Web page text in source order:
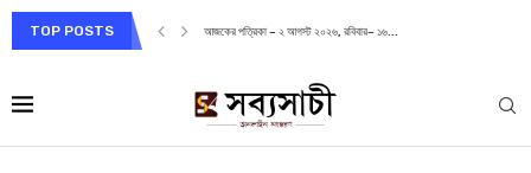
TOP POSTS আজকের পত্রিকা – ২ আগস্ট ২০২৬, রবিবার– ১৬...